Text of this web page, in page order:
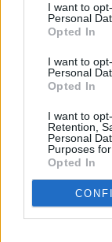
I want to
Personal
Opted In
I want to
Personal
Opted In
I want to
Retention,
Personal
Purposes
Opted In
Prima sport - co
Parabola.cz- web o